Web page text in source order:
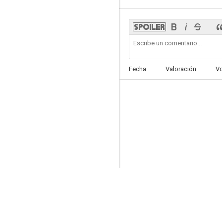
Fecha Valoración